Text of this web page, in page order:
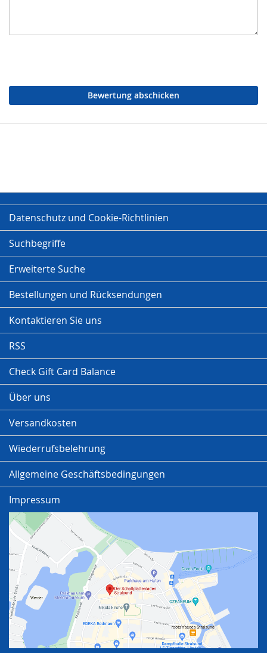
Bewertung abschicken
Datenschutz und Cookie-Richtlinien
Suchbegriffe
Erweiterte Suche
Bestellungen und Rücksendungen
Kontaktieren Sie uns
RSS
Check Gift Card Balance
Über uns
Versandkosten
Wiederrufsbelehrung
Allgemeine Geschäftsbedingungen
Impressum